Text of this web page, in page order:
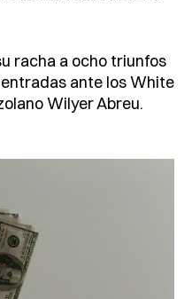
racha a ocho triunfos
ante los White
Wilyer Abreu.